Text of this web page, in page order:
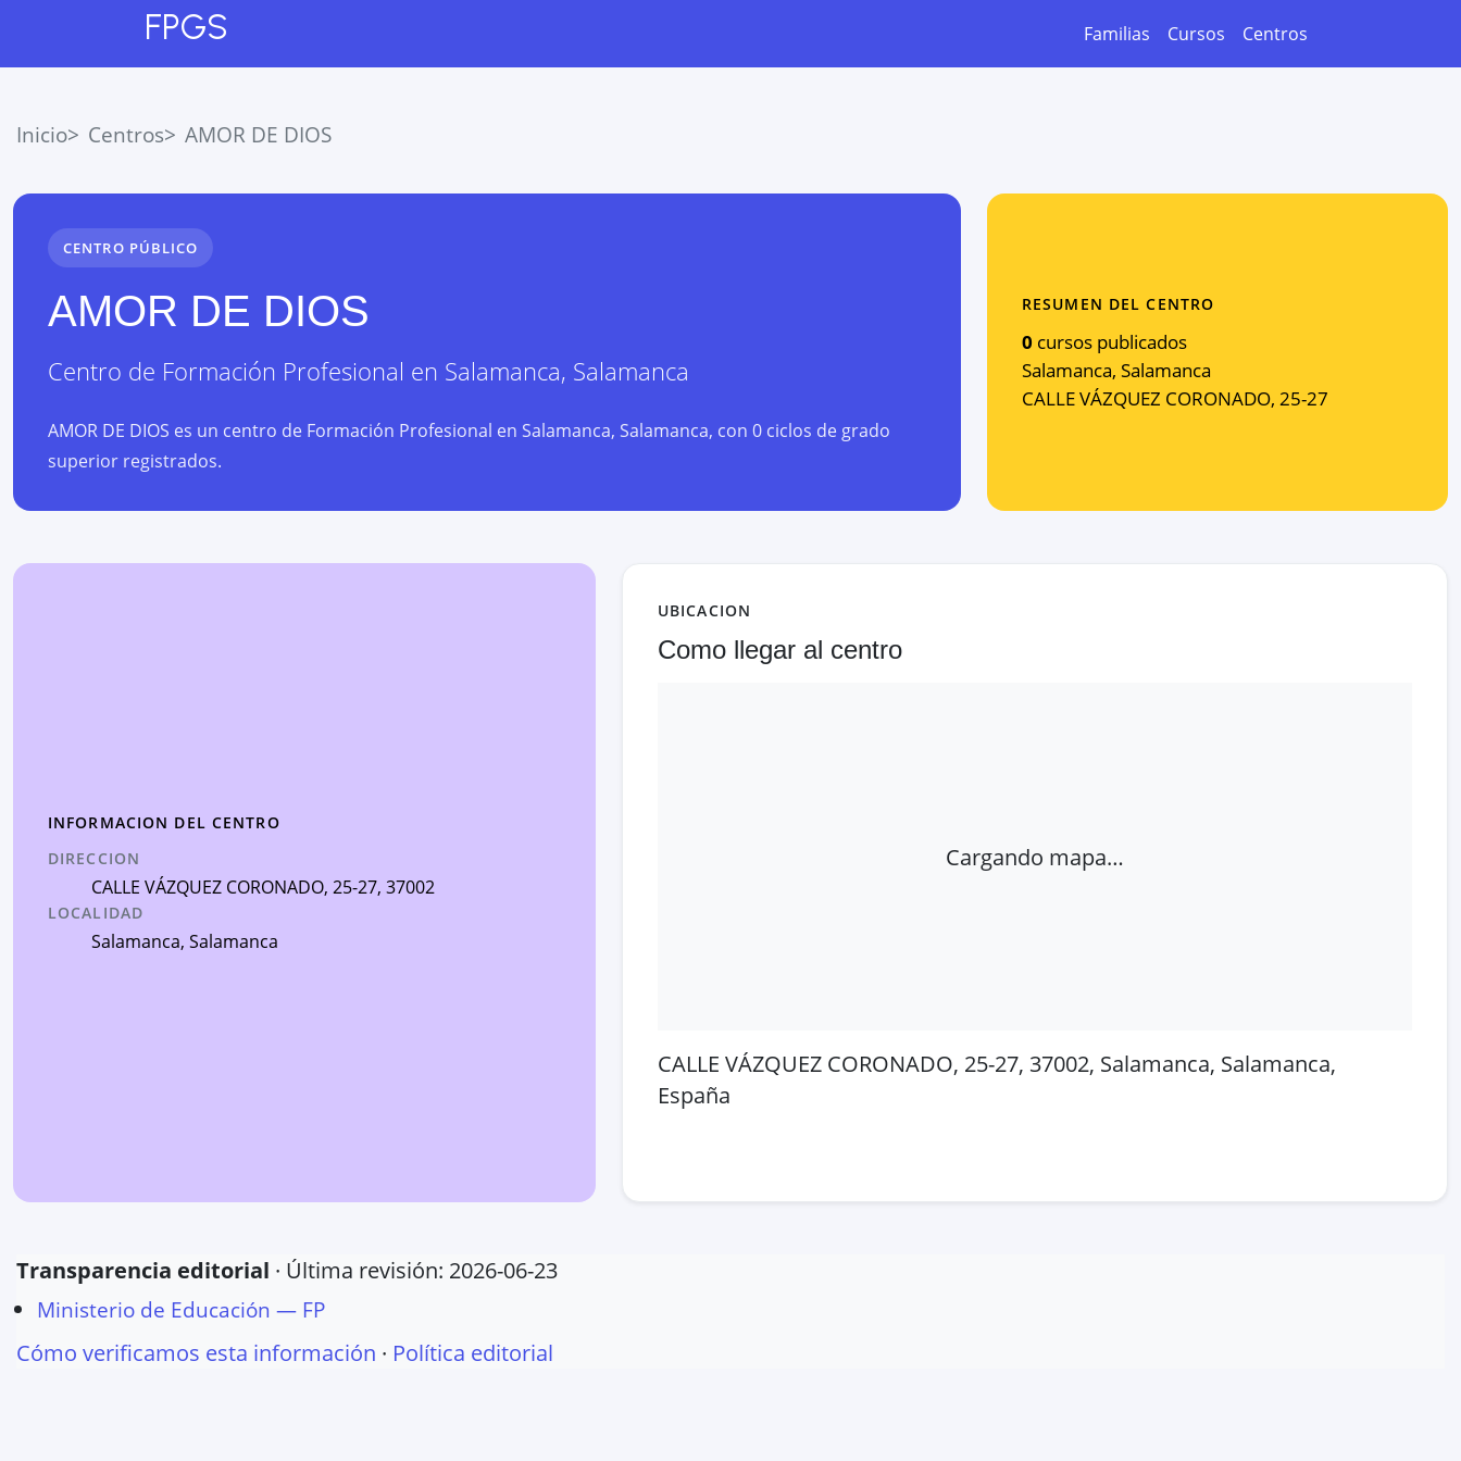
FPGS Familias Cursos Centros
Inicio Centros AMOR DE DIOS
CENTRO PÚBLICO
AMOR DE DIOS
Centro de Formación Profesional en Salamanca, Salamanca
AMOR DE DIOS es un centro de Formación Profesional en Salamanca, Salamanca, con 0 ciclos de grado
superior registrados.
RESUMEN DEL CENTRO
0 cursos publicados
Salamanca, Salamanca
CALLE VÁZQUEZ CORONADO, 25-27
INFORMACION DEL CENTRO
DIRECCION
CALLE VÁZQUEZ CORONADO, 25-27, 37002
LOCALIDAD
Salamanca, Salamanca
UBICACION
Como llegar al centro
Cargando mapa…
CALLE VÁZQUEZ CORONADO, 25-27, 37002, Salamanca, Salamanca,
España
Transparencia editorial · Última revisión: 2026-06-23
Ministerio de Educación — FP
Cómo verificamos esta información · Política editorial